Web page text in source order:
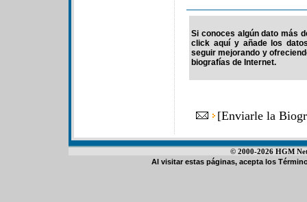
Si conoces algún dato más
click aquí y añade los
seguir mejorando y
biografías de Internet.
[Enviarle la
© 2000-2026 HGM
Al visitar estas páginas, acepta los